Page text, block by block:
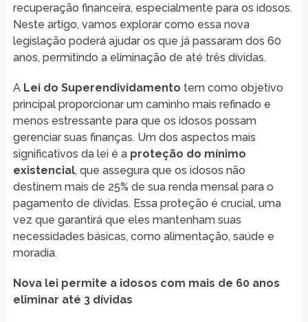
recuperação financeira, especialmente para os idosos.
Neste artigo, vamos explorar como essa nova
legislação poderá ajudar os que já passaram dos 60
anos, permitindo a eliminação de até três dívidas.
A Lei do Superendividamento tem como objetivo
principal proporcionar um caminho mais refinado e
menos estressante para que os idosos possam
gerenciar suas finanças. Um dos aspectos mais
significativos da lei é a proteção do mínimo
existencial, que assegura que os idosos não
destinem mais de 25% de sua renda mensal para o
pagamento de dívidas. Essa proteção é crucial, uma
vez que garantirá que eles mantenham suas
necessidades básicas, como alimentação, saúde e
moradia.
Nova lei permite a idosos com mais de 60 anos
eliminar até 3 dívidas